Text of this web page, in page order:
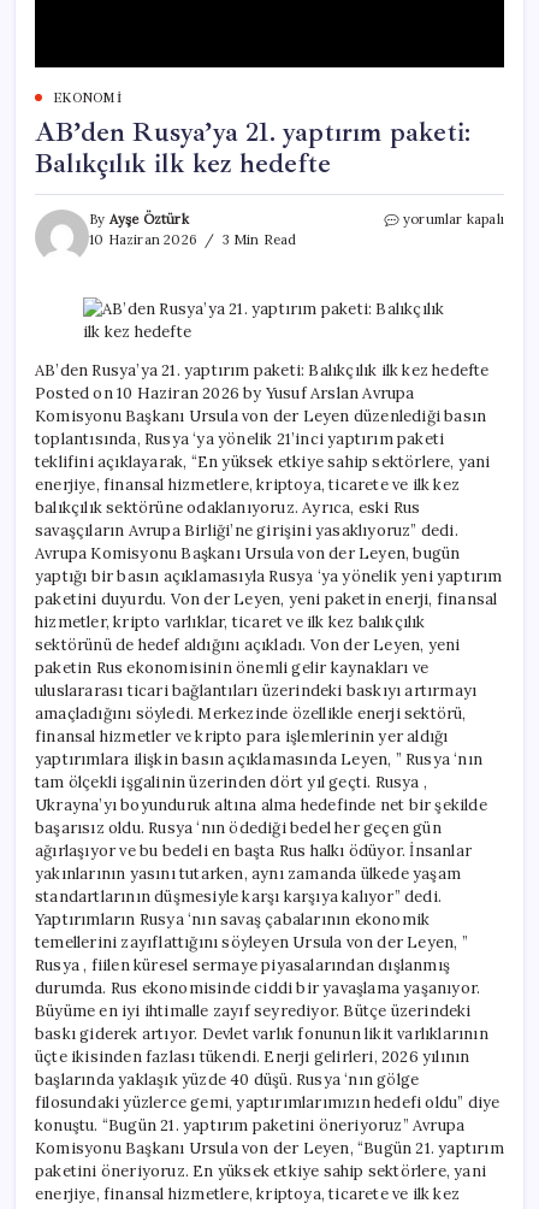
EKONOMI
AB’den Rusya’ya 21. yaptırım paketi:
Balıkçılık ilk kez hedefte
By Ayşe Öztürk
10 Haziran 2026
3 Min Read
AB’den
paketi:
Balıkçılık
kez
için
yorumlar kapalı
AB’den Rusya’ya 21. yaptırım paketi: Balıkçılık ilk kez hedefte
Posted on 10 Haziran 2026 by Yusuf Arslan Avrupa
Komisyonu Başkanı Ursula von der Leyen düzenlediği basın
toplantısında, Rusya ‘ya yönelik 21’inci yaptırım paketi
teklifini açıklayarak, “En yüksek etkiye sahip sektörlere, yani
enerjiye, finansal hizmetlere, kriptoya, ticarete ve ilk kez
balıkçılık sektörüne odaklanıyoruz. Ayrıca, eski Rus
savaşçıların Avrupa Birliği’ne girişini yasaklıyoruz” dedi.
Avrupa Komisyonu Başkanı Ursula von der Leyen, bugün
yaptığı bir basın açıklamasıyla Rusya ‘ya yönelik yeni yaptırım
paketini duyurdu. Von der Leyen, yeni paketin enerji, finansal
hizmetler, kripto varlıklar, ticaret ve ilk kez balıkçılık
sektörünü de hedef aldığını açıkladı. Von der Leyen, yeni
paketin Rus ekonomisinin önemli gelir kaynakları ve
uluslararası ticari bağlantıları üzerindeki baskıyı artırmayı
amaçladığını söyledi. Merkezinde özellikle enerji sektörü,
finansal hizmetler ve kripto para işlemlerinin yer aldığı
yaptırımlara ilişkin basın açıklamasında Leyen, ” Rusya ‘nın
tam ölçekli işgalinin üzerinden dört yıl geçti. Rusya ,
Ukrayna’yı boyunduruk altına alma hedefinde net bir şekilde
başarısız oldu. Rusya ‘nın ödediği bedel her geçen gün
ağırlaşıyor ve bu bedeli en başta Rus halkı ödüyor. İnsanlar
yakınlarının yasını tutarken, aynı zamanda ülkede yaşam
standartlarının düşmesiyle karşı karşıya kalıyor” dedi.
Yaptırımların Rusya ‘nın savaş çabalarının ekonomik
temellerini zayıflattığını söyleyen Ursula von der Leyen, ”
Rusya , fiilen küresel sermaye piyasalarından dışlanmış
durumda. Rus ekonomisinde ciddi bir yavaşlama yaşanıyor.
Büyüme en iyi ihtimalle zayıf seyrediyor. Bütçe üzerindeki
baskı giderek artıyor. Devlet varlık fonunun likit varlıklarının
üçte ikisinden fazlası tükendi. Enerji gelirleri, 2026 yılının
başlarında yaklaşık yüzde 40 düşü. Rusya ‘nın gölge
filosundaki yüzlerce gemi, yaptırımlarımızın hedefi oldu” diye
konuştu. “Bugün 21. yaptırım paketini öneriyoruz” Avrupa
Komisyonu Başkanı Ursula von der Leyen, “Bugün 21. yaptırım
paketini öneriyoruz. En yüksek etkiye sahip sektörlere, yani
enerjiye, finansal hizmetlere, kriptoya, ticarete ve ilk kez